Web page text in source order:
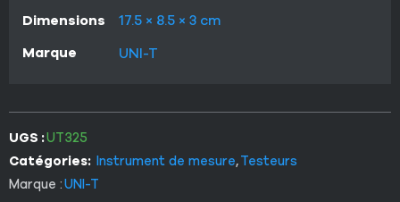
Dimensions
17.5 × 8.5 × 3 cm
Marque
UNI-T
UGS :UT325
Catégories: Instrument de mesure,Testeurs
Marque :UNI-T